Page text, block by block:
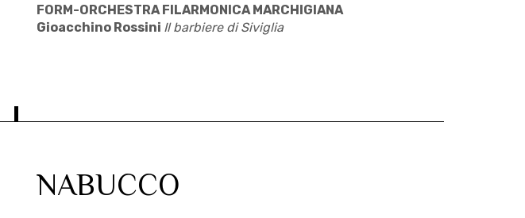
FORM-ORCHESTRA FILARMONICA MARCHIGIANA
Gioacchino Rossini Il barbiere di Siviglia
NABUCCO